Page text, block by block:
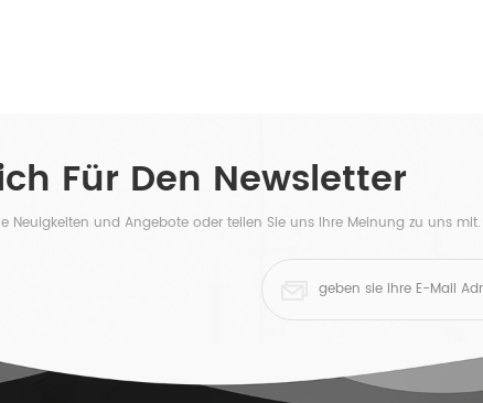
Für Den Newsletter
Neuigkeiten und Angebote oder teilen Sie uns Ihre Meinung zu uns